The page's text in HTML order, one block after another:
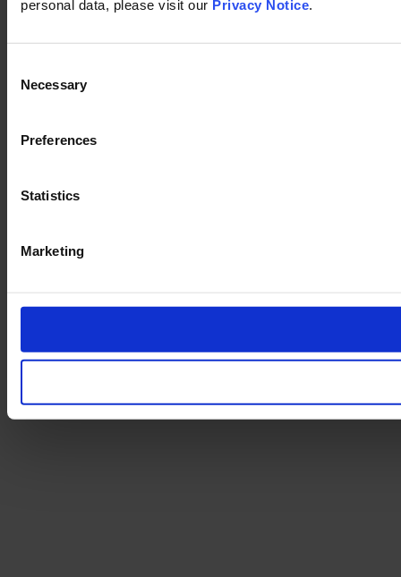
personal data, please visit our Privacy Notice.
Selection
Necessary
Preferences
Statistics
Marketing